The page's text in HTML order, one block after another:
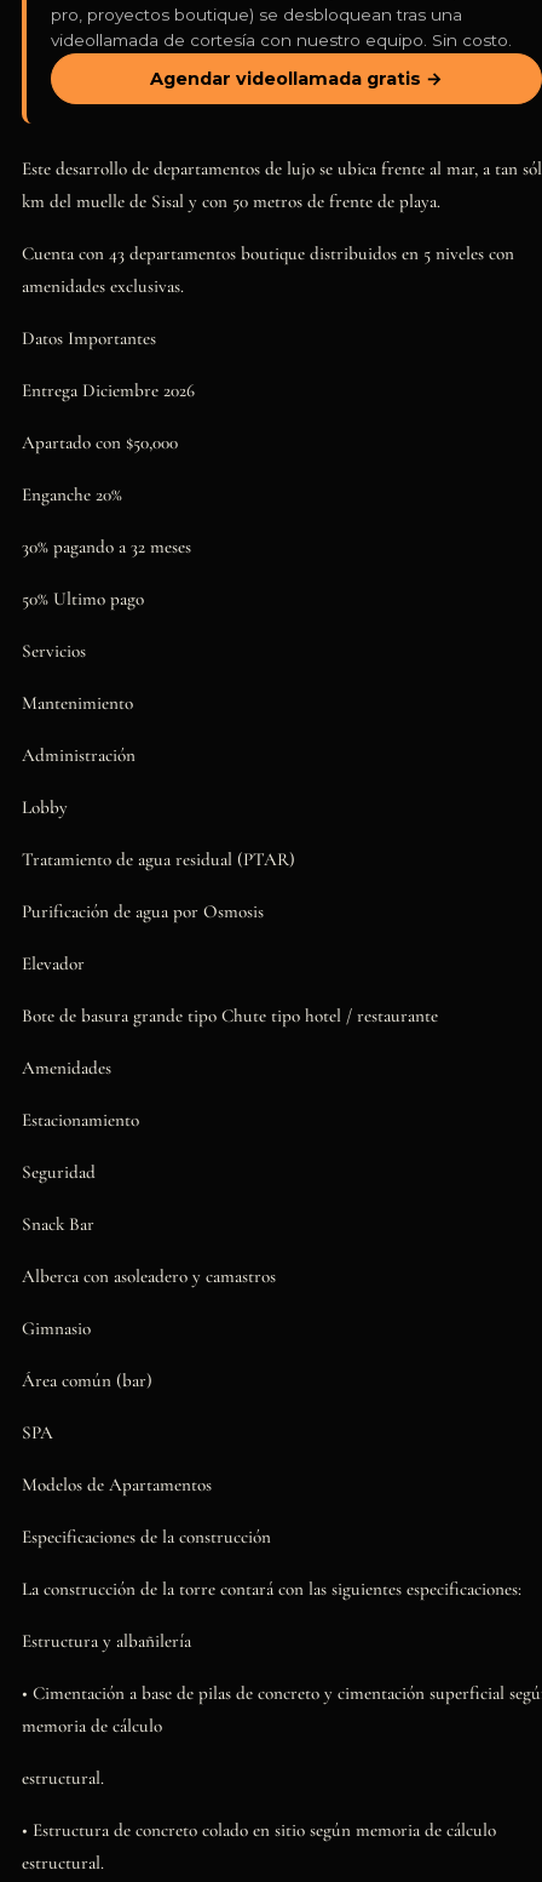
pro, proyectos boutique) se desbloquean tras una
videollamada de cortesía con nuestro equipo. Sin costo.
Agendar videollamada gratis →
Este desarrollo de departamentos de lujo se ubica frente al mar, a tan
km del muelle de Sisal y con 50 metros de frente de playa.
Cuenta con 43 departamentos boutique distribuidos en 5 niveles con
amenidades exclusivas.
Datos Importantes
Entrega Diciembre 2026
Apartado con $50,000
Enganche 20%
30% pagando a 32 meses
50% Ultimo pago
Servicios
Mantenimiento
Administración
Lobby
Tratamiento de agua residual (PTAR)
Purificación de agua por Osmosis
Elevador
Bote de basura grande tipo Chute tipo hotel / restaurante
Amenidades
Estacionamiento
Seguridad
Snack Bar
Alberca con asoleadero y camastros
Gimnasio
Área común (bar)
SPA
Modelos de Apartamentos
Especificaciones de la construcción
La construcción de la torre contará con las siguientes especificaciones:
Estructura y albañilería
• Cimentación a base de pilas de concreto y cimentación superficial
memoria de cálculo
estructural.
• Estructura de concreto colado en sitio según memoria de cálculo
estructural.